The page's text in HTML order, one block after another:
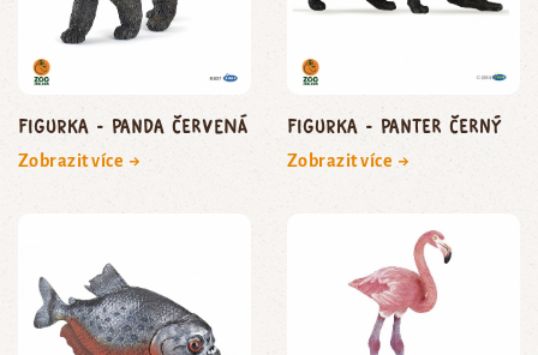
Figurka - panda červená
Zobrazit více →
Figurka - panter černý
Zobrazit více →